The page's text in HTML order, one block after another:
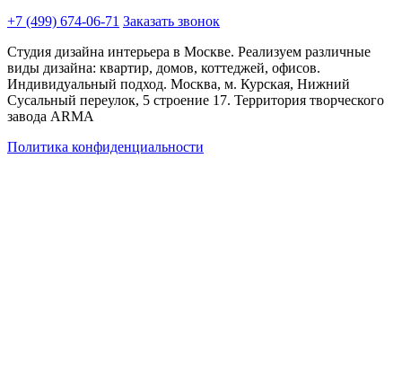
+7 (499) 674-06-71 Заказать звонок
Студия дизайна интерьера в Москве. Реализуем различные
виды дизайна: квартир, домов, коттеджей, офисов.
Индивидуальный подход. Москва, м. Курская, Нижний
Сусальный переулок, 5 строение 17. Территория творческого
завода ARMA
Политика конфиденциальности